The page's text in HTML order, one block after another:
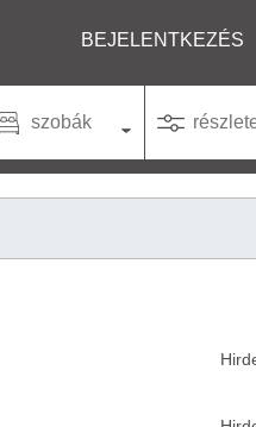
BEJELENTKEZÉS
szobák